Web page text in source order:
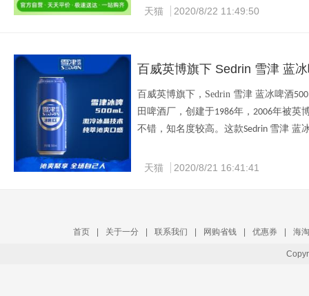
天猫 2020/8/22 11:49:50
百威英博旗下 Sedrin 雪津 蓝
百威英博旗下， Sedrin 雪津 蓝冰啤酒
田啤酒厂，创建于1986年， 2006年被英
不错，知名度较高。这款Sedrin 雪津 蓝
天猫雪津旗舰店售价68元，可领
天猫 2020/8/21 16:41:41
首页 关于一分 联系我们 网购省钱 优惠券 海淘